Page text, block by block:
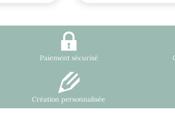
Paiement sécurisé
Création personnalisée